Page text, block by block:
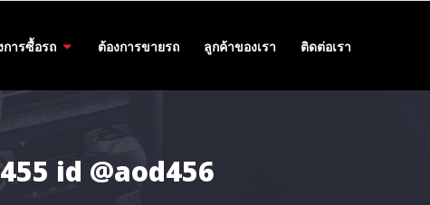
การซื้อรถ ต้องการขายรถ ลูกค้าของเรา ติดต่อเรา
id @aod456